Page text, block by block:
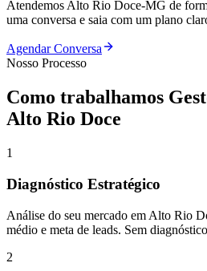
Atendemos Alto Rio Doce-MG de
uma conversa e saia com um plano
Agendar Conversa
Nosso Processo
Como trabalhamos
Alto Rio Doce
1
Diagnóstico Estratégico
Análise do seu mercado em Alto Rio
médio e meta de leads. Sem
2